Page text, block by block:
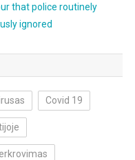
that police routinely
ignored
Covid 19